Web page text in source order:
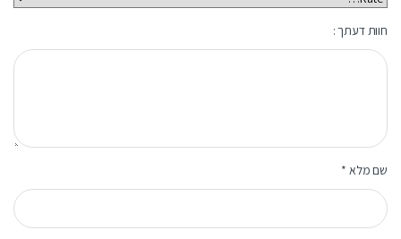
חוות דעתך :
שם מלא *